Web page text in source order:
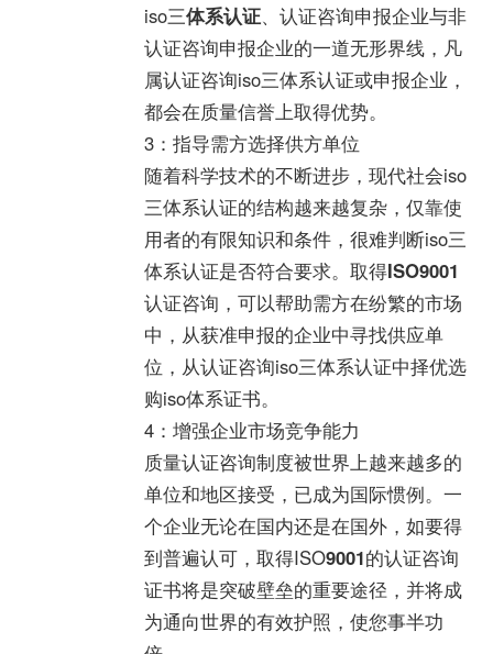
iso三体系认证、认证咨询申报企业与非
认证咨询申报企业的一道无形界线，凡
属认证咨询iso三体系认证或申报企业，
都会在质量信誉上取得优势。
3：指导需方选择供方单位
随着科学技术的不断进步，现代社会iso
三体系认证的结构越来越复杂，仅靠使
用者的有限知识和条件，很难判断iso三
体系认证是否符合要求。取得ISO9001
认证咨询，可以帮助需方在纷繁的市场
中，从获准申报的企业中寻找供应单
位，从认证咨询iso三体系认证中择优选
购iso体系证书。
4：增强企业市场竞争能力
质量认证咨询制度被世界上越来越多的
单位和地区接受，已成为国际惯例。一
个企业无论在国内还是在国外，如要得
到普遍认可，取得ISO9001的认证咨询
证书将是突破壁垒的重要途径，并将成
为通向世界的有效护照，使您事半功